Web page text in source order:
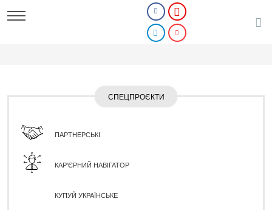
СПЕЦПРОЄКТИ
ПАРТНЕРСЬКІ
КАР'ЄРНИЙ НАВІГАТОР
КУПУЙ УКРАЇНСЬКЕ